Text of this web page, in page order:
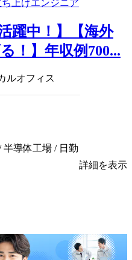
躍中！】【海外
！】年収例700...
ルオフィス
導体工場 / 日勤
詳細を表示